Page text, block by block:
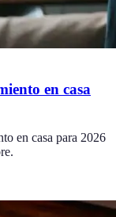
en casa
en casa para 2026